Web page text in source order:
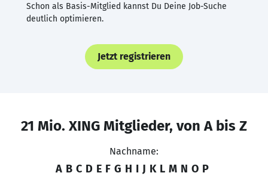
Schon als Basis-Mitglied kannst Du Deine Job-Suche
deutlich optimieren.
Jetzt registrieren
21 Mio. XING Mitglieder, von A bis Z
Nachname:
A B C D E F G H I J K L M N O P